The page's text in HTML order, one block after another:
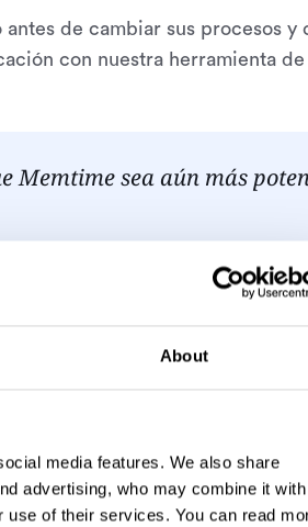
About
media features. We also share
advertising, who may combine it with
use of their services. You can read
de cambiar sus procesos y
con nuestra herramienta
Memtime sea aún más
Memtime, ¿qué le
se convierte en algo trivial.
fácil hacer un seguimiento de
sea aún más potente y